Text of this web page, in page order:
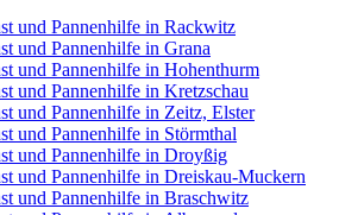
und Pannenhilfe in Rackwitz
und Pannenhilfe in Grana
und Pannenhilfe in Hohenthurm
und Pannenhilfe in Kretzschau
und Pannenhilfe in Zeitz, Elster
und Pannenhilfe in Störmthal
und Pannenhilfe in Droyßig
und Pannenhilfe in Dreiskau-Muckern
und Pannenhilfe in Braschwitz